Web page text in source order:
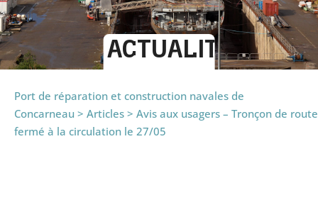
ACTUALITÉS
Port de réparation et construction navales de
Concarneau > Articles > Avis aux usagers – Tronçon de route
fermé à la circulation le 27/05